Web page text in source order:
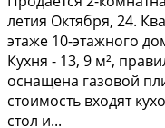
летия Октября, 24.
этаже 10-этажного
Кухня - 13, 9 м²,
оснащена газовой
стоимость входят
стол и...